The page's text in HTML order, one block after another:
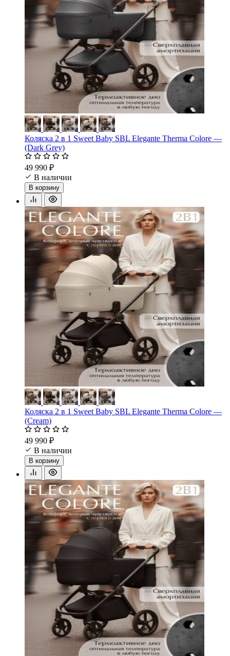
Коляска 2 в 1 Sweet Baby SBL Elegante Therma Colore —
(Dark Grey)
49 990 ₽
В наличии
В корзину
Коляска 2 в 1 Sweet Baby SBL Elegante Therma Colore —
(Cream)
49 990 ₽
В наличии
В корзину